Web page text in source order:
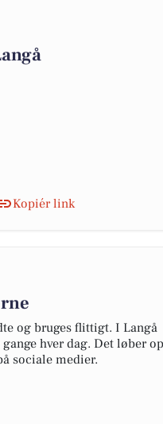
Kopiér link
og bruges flittigt. I Langå
hver dag. Det løber
sociale medier.